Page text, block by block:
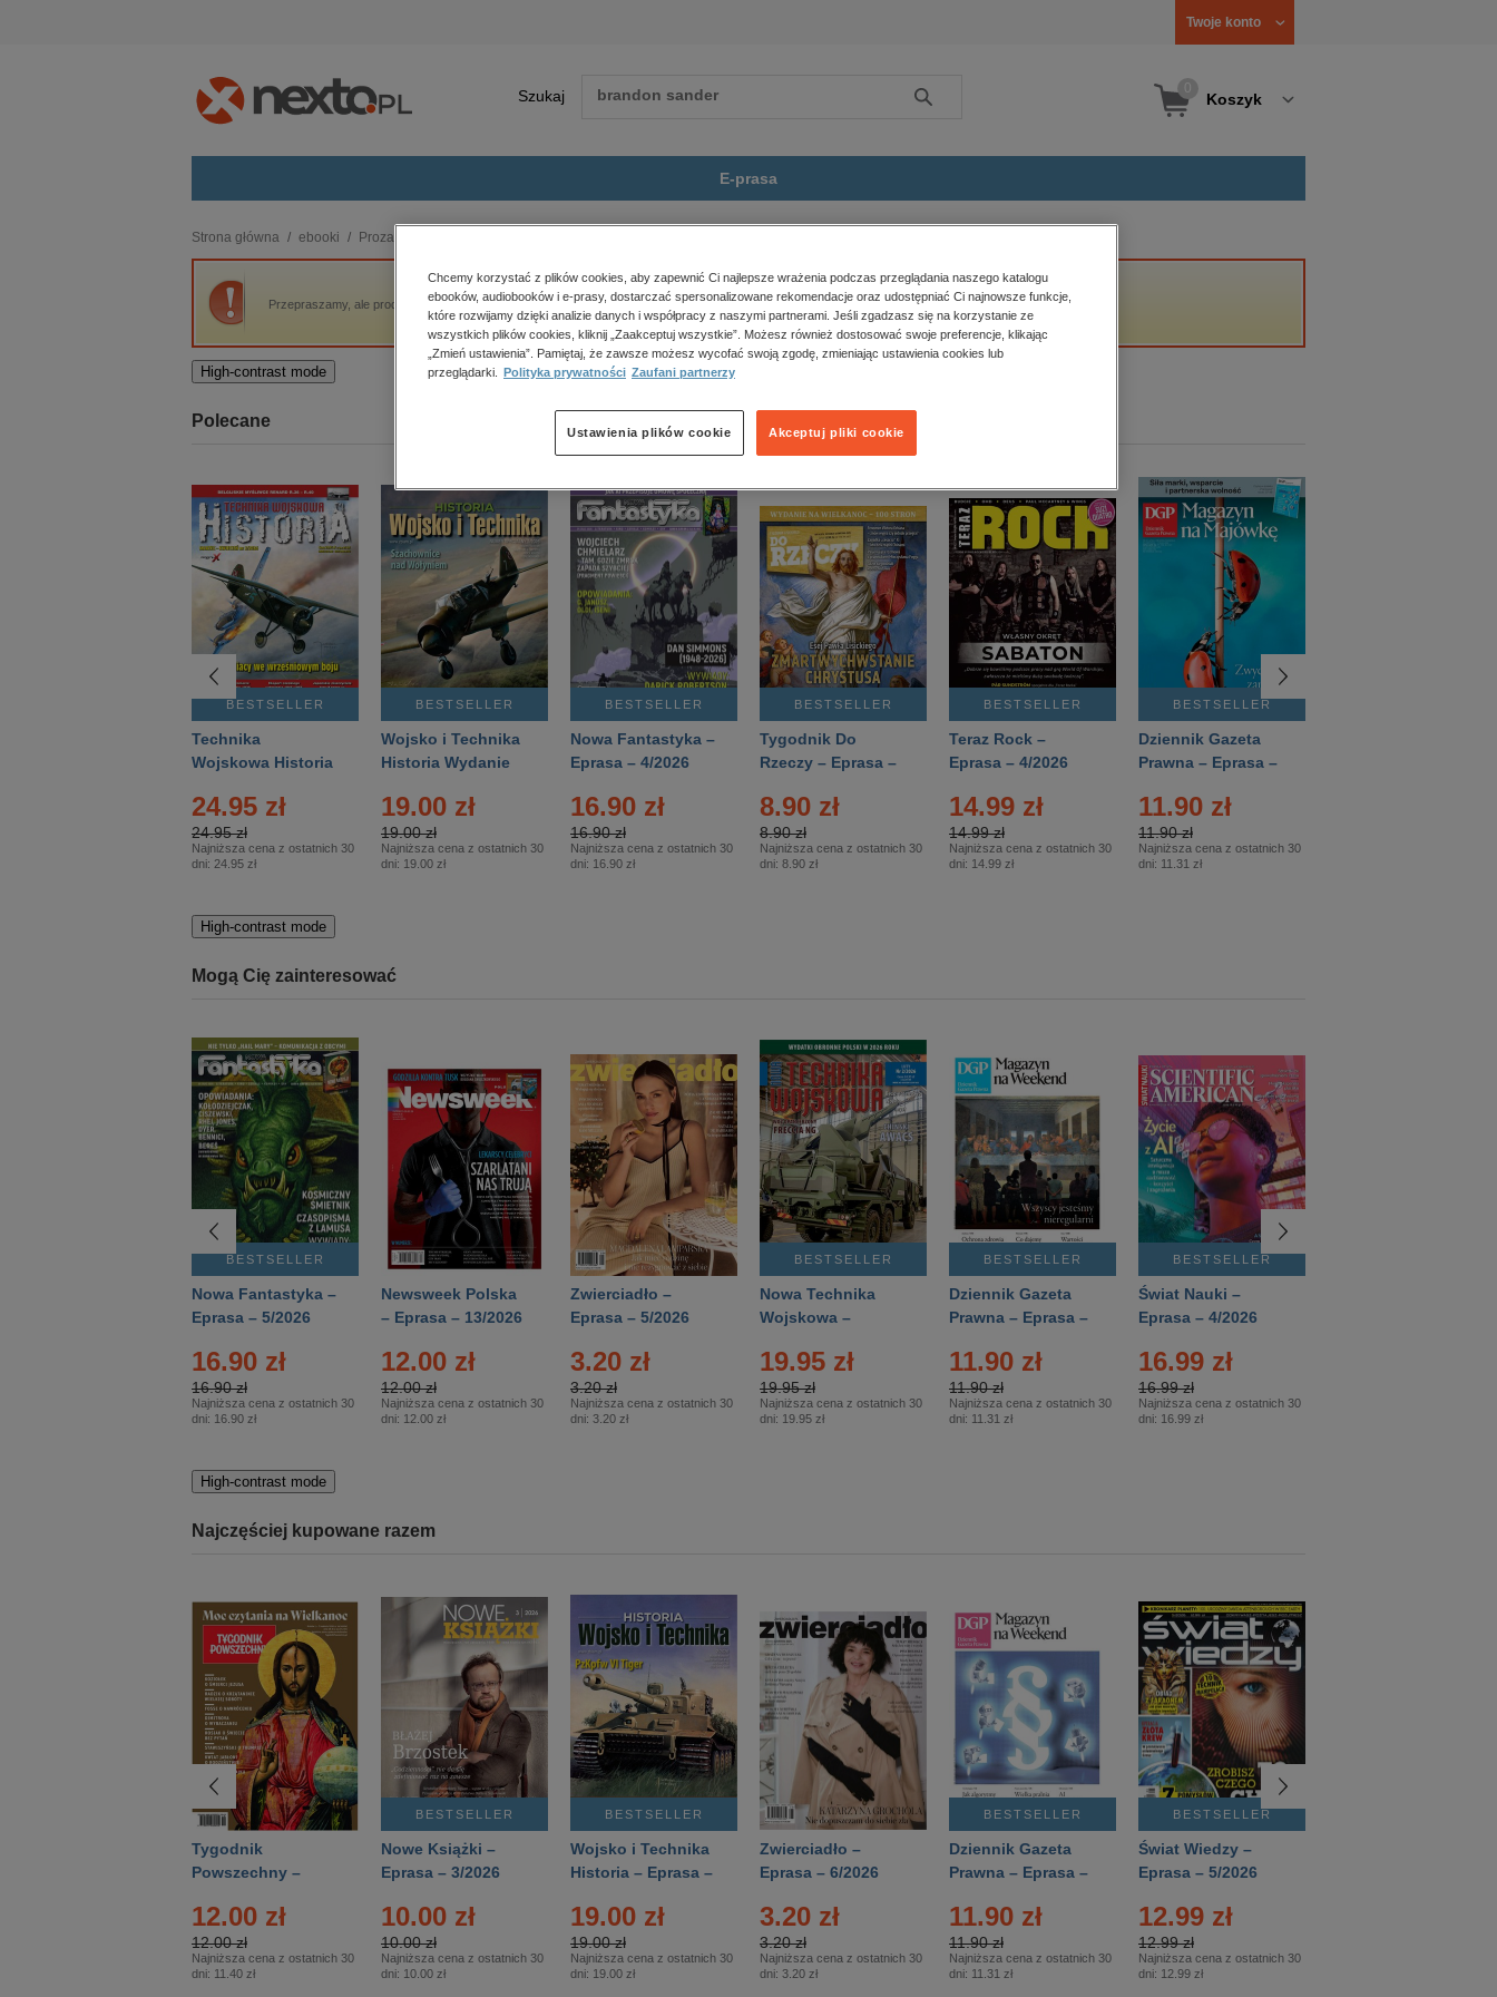
Twoje konto
Szukaj Szukaj Koszyk
E-prasa
budownictwo, aranżacja wnętrz
biznesowe, branżowe, gospodarka
darmowe wydania
edukacja
kobiece, lifestyle, kultura
polityka, społeczno-informacyjne
psychologiczne
inne
popularno-naukowe
historia
zdrowie
religie
Strona główna ebooki Proza
Przepraszamy, ale produkt „Trylogia kopenhaska” nie jest dostępny.
High-contrast mode
Polecane
BESTSELLER
Technika
Wojskowa Historia
24.95 zł
24.95 zł
Najniższa cena z ostatnich 30
dni: 24.95 zł
BESTSELLER
Wojsko i Technika
Historia Wydanie
– 2/2026
19.00 zł
19.00 zł
Najniższa cena z ostatnich 30
dni: 19.00 zł
BESTSELLER
Nowa Fantastyka –
Eprasa – 4/2026
16.90 zł
16.90 zł
Najniższa cena z ostatnich 30
dni: 16.90 zł
BESTSELLER
Tygodnik Do
Rzeczy – Eprasa –
8.90 zł
8.90 zł
Najniższa cena z ostatnich 30
dni: 8.90 zł
BESTSELLER
Teraz Rock –
Eprasa – 4/2026
14.99 zł
14.99 zł
Najniższa cena z ostatnich 30
dni: 14.99 zł
BESTSELLER
Dziennik Gazeta
Prawna – Eprasa –
11.90 zł
11.90 zł
Najniższa cena z ostatnich 30
dni: 11.31 zł
High-contrast mode
Mogą Cię zainteresować
BESTSELLER
Nowa Fantastyka –
Eprasa – 5/2026
16.90 zł
16.90 zł
Najniższa cena z ostatnich 30
dni: 16.90 zł
Newsweek Polska
– Eprasa – 13/2026
12.00 zł
12.00 zł
Najniższa cena z ostatnich 30
dni: 12.00 zł
Zwierciadło –
Eprasa – 5/2026
3.20 zł
3.20 zł
Najniższa cena z ostatnich 30
dni: 3.20 zł
BESTSELLER
Nowa Technika
Wojskowa –
19.95 zł
19.95 zł
Najniższa cena z ostatnich 30
dni: 19.95 zł
BESTSELLER
Dziennik Gazeta
Prawna – Eprasa –
11.90 zł
11.90 zł
Najniższa cena z ostatnich 30
dni: 11.31 zł
BESTSELLER
Świat Nauki –
Eprasa – 4/2026
16.99 zł
16.99 zł
Najniższa cena z ostatnich 30
dni: 16.99 zł
High-contrast mode
Najczęściej kupowane razem
Tygodnik
Powszechny –
12.00 zł
12.00 zł
Najniższa cena z ostatnich 30
dni: 11.40 zł
BESTSELLER
Nowe Książki –
Eprasa – 3/2026
10.00 zł
10.00 zł
Najniższa cena z ostatnich 30
dni: 10.00 zł
BESTSELLER
Wojsko i Technika
Historia – Eprasa –
19.00 zł
19.00 zł
Najniższa cena z ostatnich 30
dni: 19.00 zł
Zwierciadło –
Eprasa – 6/2026
3.20 zł
3.20 zł
Najniższa cena z ostatnich 30
dni: 3.20 zł
BESTSELLER
Dziennik Gazeta
Prawna – Eprasa –
11.90 zł
11.90 zł
Najniższa cena z ostatnich 30
dni: 11.31 zł
BESTSELLER
Świat Wiedzy –
Eprasa – 5/2026
12.99 zł
12.99 zł
Najniższa cena z ostatnich 30
dni: 12.99 zł
Chcemy korzystać z plików cookies, aby zapewnić Ci najlepsze wrażenia podczas przeglądania naszego katalogu
ebooków, audiobooków i e-prasy, dostarczać spersonalizowane rekomendacje oraz udostępniać Ci najnowsze funkcje,
które rozwijamy dzięki analizie danych i współpracy z naszymi partnerami. Jeśli zgadzasz się na korzystanie ze
wszystkich plików cookies, kliknij „Zaakceptuj wszystkie”. Możesz również dostosować swoje preferencje, klikając
„Zmień ustawienia”. Pamiętaj, że zawsze możesz wycofać swoją zgodę, zmieniając ustawienia cookies lub
przeglądarki.
Polityka prywatności Zaufani partnerzy
Akceptuj pliki cookie
Ustawienia plików cookie